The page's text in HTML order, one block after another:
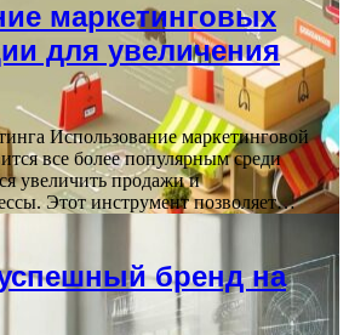
маркетинговых
для увеличения
Использование маркетинговой
все более популярным среди
увеличить продажи и
Этот инструмент позволяет…
бренд на